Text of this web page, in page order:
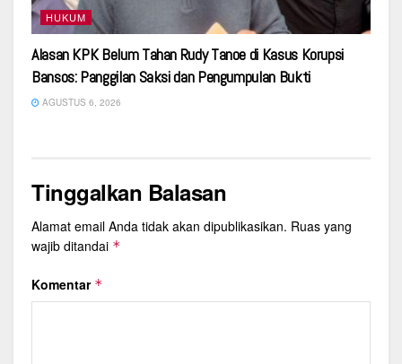
HUKUM
Alasan KPK Belum Tahan Rudy Tanoe di Kasus Korupsi
Bansos: Panggilan Saksi dan Pengumpulan Bukti
AGUSTUS 6, 2026
Tinggalkan Balasan
Alamat email Anda tidak akan dipublikasikan. Ruas yang
wajib ditandai *
Komentar *